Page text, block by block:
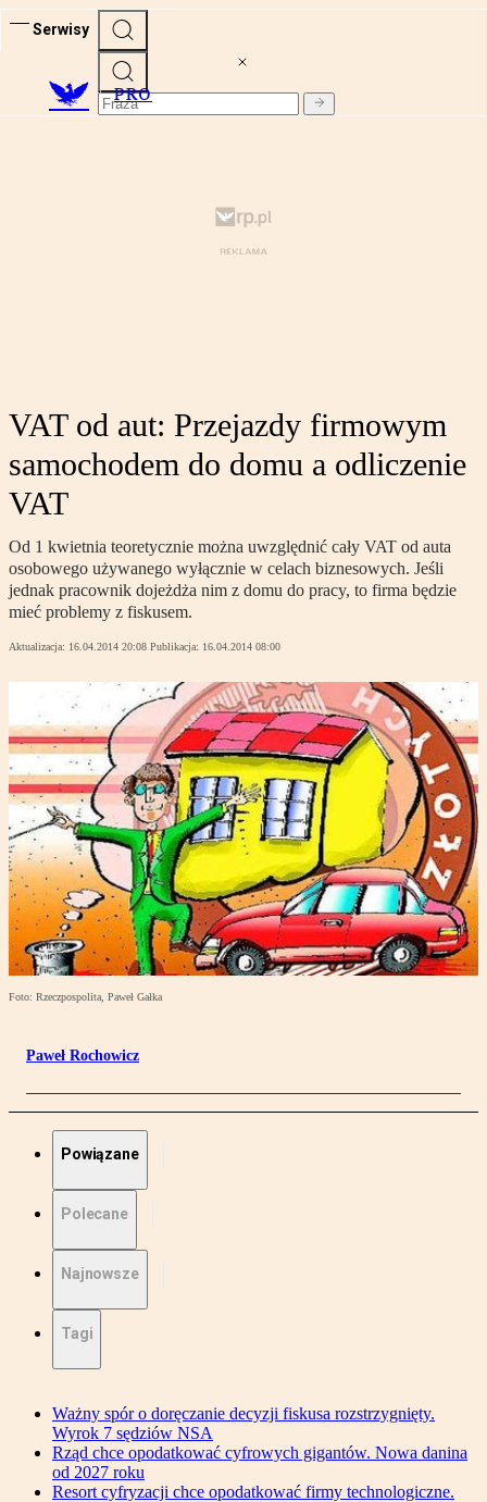
Serwisy
PRO
VAT od aut: Przejazdy firmowym
samochodem do domu a odliczenie
VAT
Od 1 kwietnia teoretycznie można uwzględnić cały VAT od auta
osobowego używanego wyłącznie w celach biznesowych. Jeśli
jednak pracownik dojeżdża nim z domu do pracy, to firma będzie
mieć problemy z fiskusem.
Aktualizacja: 16.04.2014 20:08 Publikacja: 16.04.2014 08:00
Foto: Rzeczpospolita, Paweł Gałka
Paweł Rochowicz
Powiązane
Polecane
Najnowsze
Tagi
Ważny spór o doręczanie decyzji fiskusa rozstrzygnięty.
Wyrok 7 sędziów NSA
Rząd chce opodatkować cyfrowych gigantów. Nowa danina
od 2027 roku
Resort cyfryzacji chce opodatkować firmy technologiczne.